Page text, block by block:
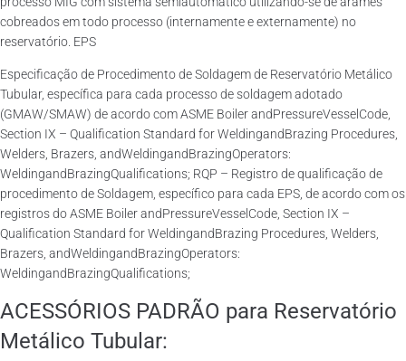
cobreados em todo processo (internamente e externamente) no
reservatório. EPS
Especificação de Procedimento de Soldagem de Reservatório Metálico
Tubular, específica para cada processo de soldagem adotado
(GMAW/SMAW) de acordo com ASME Boiler andPressureVesselCode,
Section IX – Qualification Standard for WeldingandBrazing Procedures,
Welders, Brazers, andWeldingandBrazingOperators:
WeldingandBrazingQualifications; RQP – Registro de qualificação de
procedimento de Soldagem, específico para cada EPS, de acordo com os
registros do ASME Boiler andPressureVesselCode, Section IX –
Qualification Standard for WeldingandBrazing Procedures, Welders,
Brazers, andWeldingandBrazingOperators:
WeldingandBrazingQualifications;
ACESSÓRIOS PADRÃO para Reservatório
Metálico Tubular: